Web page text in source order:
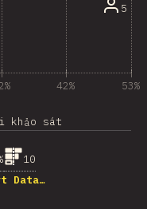
5
42% 53%
khảo sát
10
Data…